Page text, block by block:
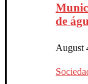
de
August